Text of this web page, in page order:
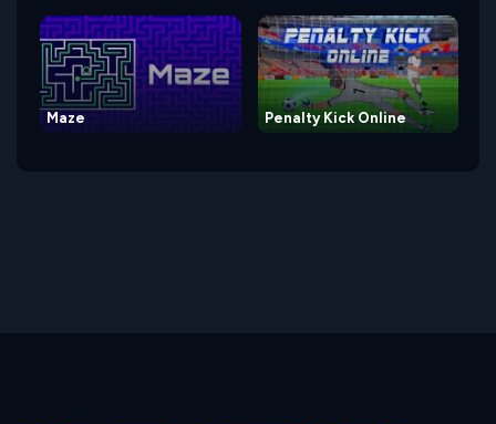
Maze Penalty Kick Online